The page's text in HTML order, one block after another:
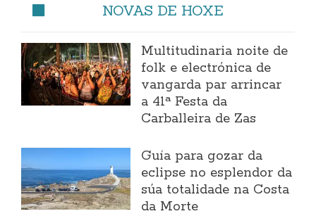
NOVAS DE HOXE
Multitudinaria noite de
folk e electrónica de
vangarda par arrincar
a 41ª Festa da
Carballeira de Zas
Guía para gozar da
eclipse no esplendor da
súa totalidade na Costa
da Morte